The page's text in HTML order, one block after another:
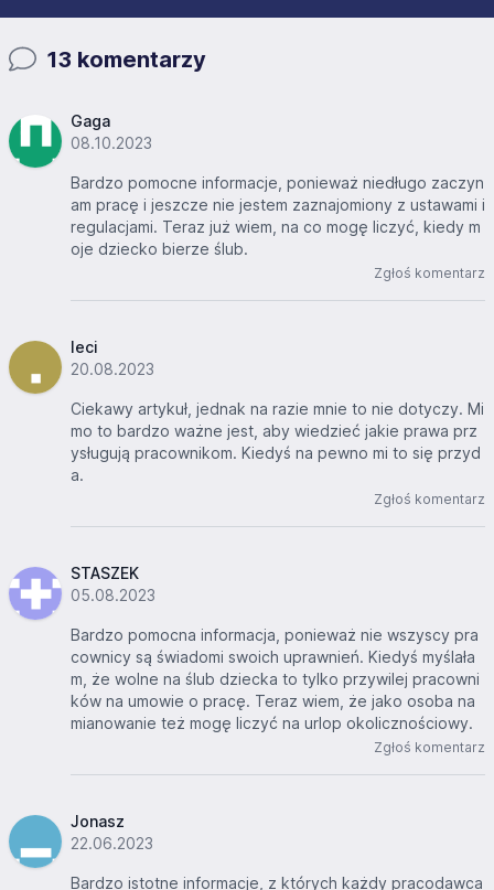
13 komentarzy
Gaga
08.10.2023
Bardzo pomocne informacje, ponieważ niedługo zaczyn
am pracę i jeszcze nie jestem zaznajomiony z ustawami i
regulacjami. Teraz już wiem, na co mogę liczyć, kiedy m
oje dziecko bierze ślub.
Zgłoś komentarz
leci
20.08.2023
Ciekawy artykuł, jednak na razie mnie to nie dotyczy. Mi
mo to bardzo ważne jest, aby wiedzieć jakie prawa prz
ysługują pracownikom. Kiedyś na pewno mi to się przyd
a.
Zgłoś komentarz
STASZEK
05.08.2023
Bardzo pomocna informacja, ponieważ nie wszyscy pra
cownicy są świadomi swoich uprawnień. Kiedyś myślała
m, że wolne na ślub dziecka to tylko przywilej pracowni
ków na umowie o pracę. Teraz wiem, że jako osoba na
mianowanie też mogę liczyć na urlop okolicznościowy.
Zgłoś komentarz
Jonasz
22.06.2023
Bardzo istotne informacje, z których każdy pracodawca